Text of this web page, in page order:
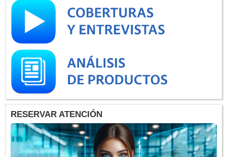
RESERVAR ATENCIÓN